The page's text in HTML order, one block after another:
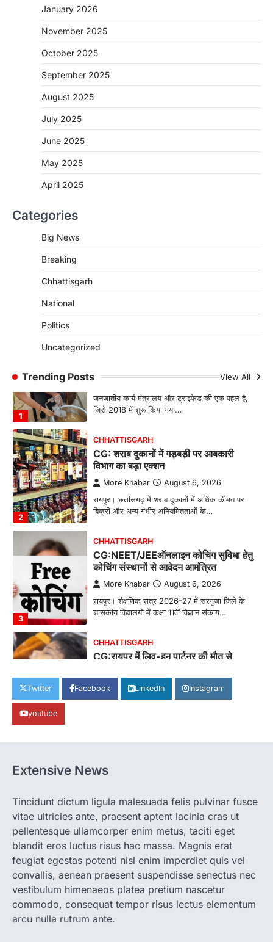
January 2026
November 2025
October 2025
September 2025
August 2025
July 2025
June 2025
May 2025
April 2025
Categories
Big News
Breaking
Chhattisgarh
National
Politics
Uncategorized
Trending Posts View All
CG: शराब दुकानों में गड़बड़ी पर आबकारी
विभाग का बड़ा एक्शन
More Khabar August 6, 2026
रायपुर। छत्तीसगढ़ में शराब दुकानों में अधिक कीमत पर
कोचिंग संस्थानों से आवेदन आमंत्रित
CHHATTISGARH
More Khabar August 6, 2026
1
CHHATTISGARH
More Khabar August 6, 2026
जनजातीय कार्य मंत्रालय और ट्राइफेड की एक पहल है,
जिसे 2018 में शुरू किया गया…
2
CHHATTISGARH
CG: शराब दुकानों में गड़बड़ी पर आबकारी
विभाग का बड़ा एक्शन
More Khabar August 6, 2026
रायपुर। छत्तीसगढ़ में शराब दुकानों में अधिक कीमत पर
बिक्री और अन्य गंभीर अनियमितताओं के…
3
CHHATTISGARH
CG:NEET/JEEऑनलाइन कोचिंग सुविधा हेतु
कोचिंग संस्थानों से आवेदन आमंत्रित
More Khabar August 6, 2026
रायपुर। शैक्षणिक सत्र 2026-27 में सरगुजा जिले के
शासकीय विद्यालयों में कक्षा 11वीं विज्ञान संकाय…
CHHATTISGARH
CG:रायपुर में लिव-इन पार्टनर की मौत से
More Khabar August 6, 2026
रायपुर। राजधानी रायपुर से एक सनसनीखेज मामला
CHHATTISGARH
More Khabar
जिसे 2018 में शुरू किया गया…
2
CHHATTISGARH
CG: शराब दुकानों में गड़बड़ी पर आबकारी
विभाग का बड़ा एक्शन
More Khabar August 6, 2026
रायपुर। छत्तीसगढ़ में शराब दुकानों में अधिक कीमत पर
बिक्री और अन्य गंभीर अनियमितताओं के…
Twitter Facebook LinkedIn Instagram
youtube
Extensive News
Tincidunt dictum ligula malesuada felis pulvinar fusce
vitae ultricies ante, praesent aptent lacinia cras ut
pellentesque ullamcorper enim metus, taciti eget
blandit eros luctus risus hac massa. Magnis erat
feugiat egestas potenti nisl enim imperdiet quis vel
convallis, aenean praesent suspendisse senectus nec
vestibulum himenaeos platea pretium nascetur
commodo, consequat tempor risus lectus elementum
arcu nulla rutrum ante.